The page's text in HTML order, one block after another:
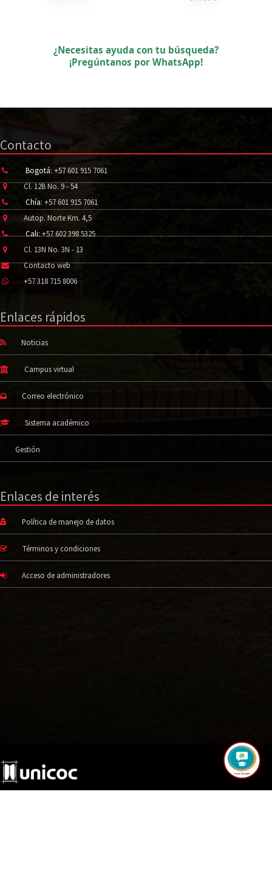
¿Necesitas ayuda con tu búsqueda?
¡Pregúntanos por WhatsApp!
Contacto
Bogotá: +57 601 915 7061
Cl. 12B No. 9 - 54
Chía: +57 601 915 7061
Autop. Norte Km. 4,5
Cali: +57 602 398 5325
Cl. 13N No. 3N - 13
Contacto web
+57 318 715 8006
Enlaces rápidos
Noticias
Campus virtual
Correo electrónico
Sistema académico
Gestión
Enlaces de interés
Política de manejo de datos
Términos y condiciones
Acceso de administradores
©2017 Todos los derechos reservados.